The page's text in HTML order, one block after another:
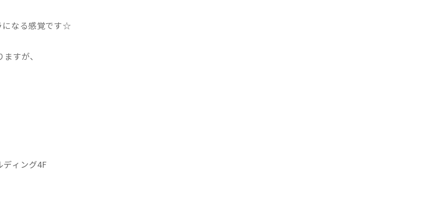
になる感覚です☆
すが、
ィング4F